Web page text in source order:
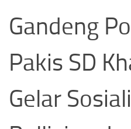
Gandeng
Pakis SD
Gelar